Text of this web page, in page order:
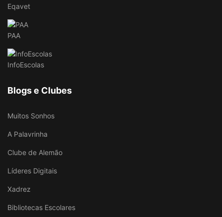
Eqavet
PAA
InfoEscolas
Blogs e Clubes
Muitos Sonhos
A Palavrinha
Clube de Alemão
Líderes Digitais
Xadrez
Bibliotecas Escolares